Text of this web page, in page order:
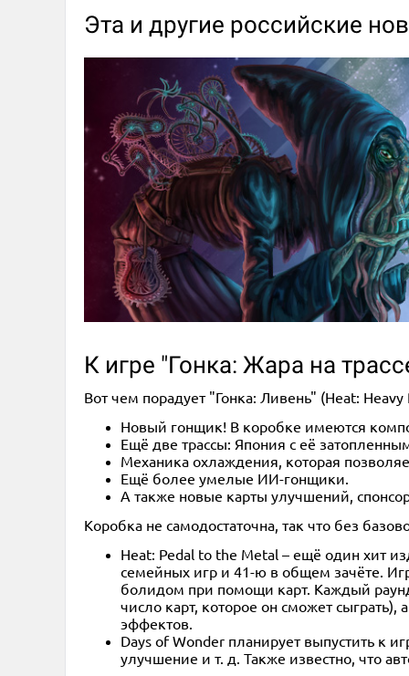
Эта и другие российские
К игре "Гонка: Жара на
Вот чем порадует "Гонка: Ливень" (Heat: Heavy
Новый гонщик! В коробке имеются
Ещё две трассы: Япония с её
Механика охлаждения, которая
Ещё более умелые ИИ-гонщики.
А также новые карты улучшений,
Коробка не самодостаточна, так что без
Heat: Pedal to the Metal – ещё один хит
семейных игр и 41-ю в общем зачёте.
болидом при помощи карт. Каждый
число карт, которое он сможет
эффектов.
Days of Wonder планирует выпустить к
улучшение и т. д. Также известно, что